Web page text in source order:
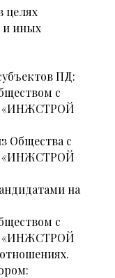
целях
и иных
ПД:
с
«ИНЖСТРОЙ
Общества с
«ИНЖСТРОЙ
на
с
«ИНЖСТРОЙ